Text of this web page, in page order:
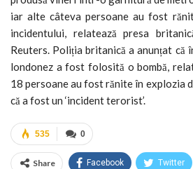
iar alte câteva persoane au fost
incidentului, relatează presa
Reuters. Poliția britanică a anunțat că
londonez a fost folosită o bombă,
18 persoane au fost rănite în explozia
că a fost un ‘incident terorist’.
0
535
Share Facebook Twitter